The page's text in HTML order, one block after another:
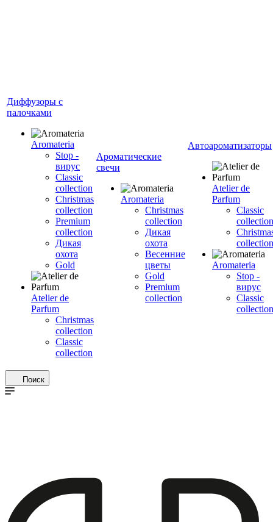
Диффузоры с
палочками
Aromateria
Stop -
вирус
Сlassic
collection
Сhristmas
collection
Premium
collection
Дикая
охота
Gold
Atelier de
Parfum
Christmas
collection
Classic
collection
Ароматические
свечи
Aromateria
Сhristmas
collection
Дикая
охота
Весенние
цветы
Gold
Premium
collection
Автоароматизаторы
Atelier de
Parfum
Classic
collection
collection
Aromateria
Stop -
вирус
Сlassic
collection
Поиск